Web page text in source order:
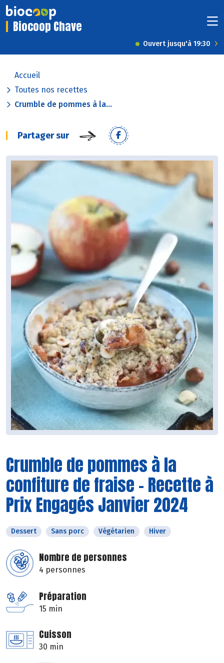
Biocoop Chave
Ouvert jusqu'à 19:30
Accueil
Toutes nos recettes
Crumble de pommes à la...
Partager sur
Crumble de pommes à la
confiture de fraise - Recette à
Prix Engagés Janvier 2024
Dessert Sans porc Végétarien Hiver
Nombre de personnes
4 personnes
Préparation
15 min
Cuisson
30 min